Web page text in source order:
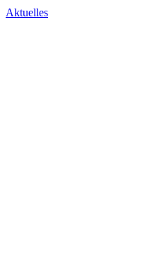
Aktuelles